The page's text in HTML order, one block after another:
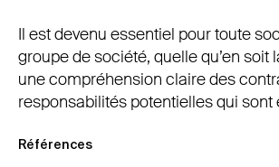
Il est devenu essentiel pour toute
groupe de société, quelle qu’en soit
une compréhension claire des
responsabilités potentielles qui sont
Références